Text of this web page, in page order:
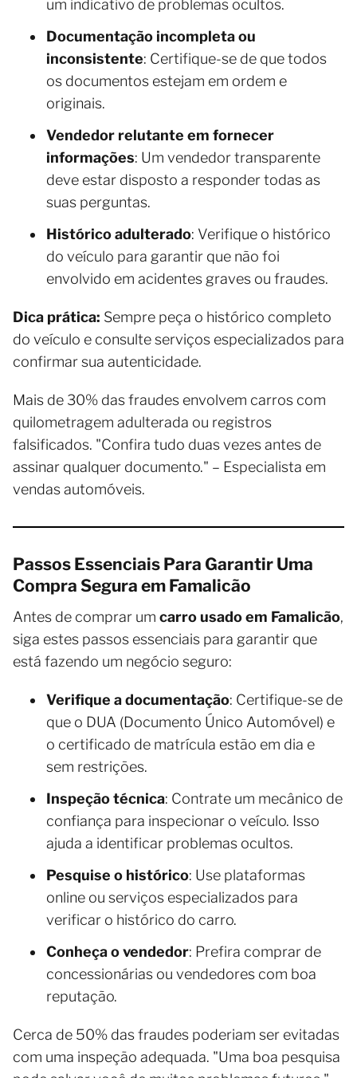
um indicativo de problemas ocultos.
Documentação incompleta ou
inconsistente: Certifique-se de que todos
os documentos estejam em ordem e
originais.
Vendedor relutante em fornecer
informações: Um vendedor transparente
deve estar disposto a responder todas as
suas perguntas.
Histórico adulterado: Verifique o histórico
do veículo para garantir que não foi
envolvido em acidentes graves ou fraudes.
Dica prática: Sempre peça o histórico completo
do veículo e consulte serviços especializados para
confirmar sua autenticidade.
Mais de 30% das fraudes envolvem carros com
quilometragem adulterada ou registros
falsificados. "Confira tudo duas vezes antes de
assinar qualquer documento." – Especialista em
vendas automóveis.
Passos Essenciais Para Garantir Uma
Compra Segura em Famalicão
Antes de comprar um carro usado em Famalicão,
siga estes passos essenciais para garantir que
está fazendo um negócio seguro:
Verifique a documentação: Certifique-se de
que o DUA (Documento Único Automóvel) e
o certificado de matrícula estão em dia e
sem restrições.
Inspeção técnica: Contrate um mecânico de
confiança para inspecionar o veículo. Isso
ajuda a identificar problemas ocultos.
Pesquise o histórico: Use plataformas
online ou serviços especializados para
verificar o histórico do carro.
Conheça o vendedor: Prefira comprar de
concessionárias ou vendedores com boa
reputação.
Cerca de 50% das fraudes poderiam ser evitadas
com uma inspeção adequada. "Uma boa pesquisa